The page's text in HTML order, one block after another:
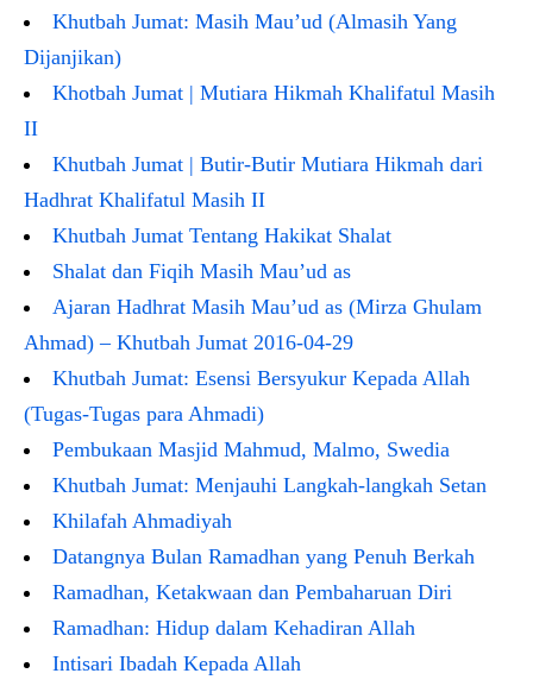
Khutbah Jumat: Masih Mau’ud (Almasih Yang
Dijanjikan)
Khotbah Jumat | Mutiara Hikmah Khalifatul Masih
II
Khutbah Jumat | Butir-Butir Mutiara Hikmah dari
Hadhrat Khalifatul Masih II
Khutbah Jumat Tentang Hakikat Shalat
Shalat dan Fiqih Masih Mau’ud as
Ajaran Hadhrat Masih Mau’ud as (Mirza Ghulam
Ahmad) – Khutbah Jumat 2016-04-29
Khutbah Jumat: Esensi Bersyukur Kepada Allah
(Tugas-Tugas para Ahmadi)
Pembukaan Masjid Mahmud, Malmo, Swedia
Khutbah Jumat: Menjauhi Langkah-langkah Setan
Khilafah Ahmadiyah
Datangnya Bulan Ramadhan yang Penuh Berkah
Ramadhan, Ketakwaan dan Pembaharuan Diri
Ramadhan: Hidup dalam Kehadiran Allah
Intisari Ibadah Kepada Allah